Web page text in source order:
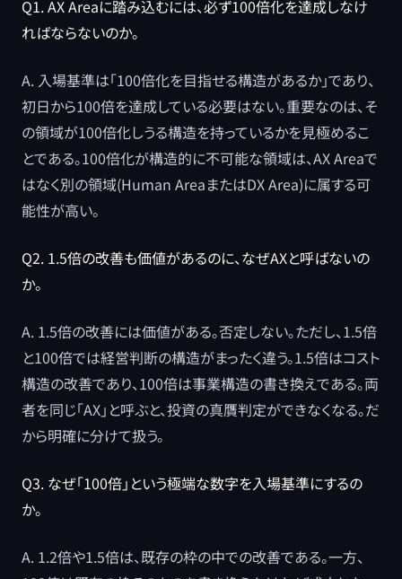
Q1. AX Areaに踏み込むには、必ず100倍化を達成しなけ
ればならないのか。
A. 入場基準は「100倍化を目指せる構造があるか」であり、
初日から100倍を達成している必要はない。重要なのは、そ
の領域が100倍化しうる構造を持っているかを見極めるこ
とである。100倍化が構造的に不可能な領域は、AX Areaで
はなく別の領域(Human AreaまたはDX Area)に属する可
能性が高い。
Q2. 1.5倍の改善も価値があるのに、なぜAXと呼ばないの
か。
A. 1.5倍の改善には価値がある。否定しない。ただし、1.5倍
と100倍では経営判断の構造がまったく違う。1.5倍はコスト
構造の改善であり、100倍は事業構造の書き換えである。両
者を同じ「AX」と呼ぶと、投資の真贋判定ができなくなる。だ
から明確に分けて扱う。
Q3. なぜ「100倍」という極端な数字を入場基準にするの
か。
A. 1.2倍や1.5倍は、既存の枠の中での改善である。一方、